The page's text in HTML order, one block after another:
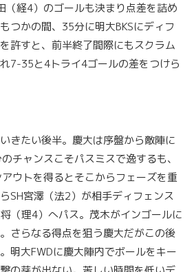
（経4）のゴールも決まり点差を詰め
つかの間、35分に明大BKSにディフ
許すと、前半終了間際にもスクラム
7-35と4トライ4ゴールの差をつけら
きたい後半。慶大は序盤から敵陣に
チャンスこそパスミスで逸するも、
ウトを得るとそこからフェーズを重
SH宮澤（法2）が相手ディフェンス
（理4）へパス。茂木がインゴールに
さらなる得点を狙う慶大だがこの後
明大FWDに慶大陣内でボールをキー